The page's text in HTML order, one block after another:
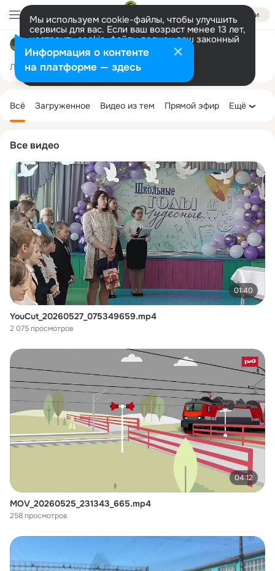
Войти
Мы используем cookie-файлы, чтобы улучшить
сервисы для вас. Если ваш возраст менее 13 лет,
настроить cookie-файлы должен ваш законный
представитель. Больше информации
Разрешить все Настроить
Лента Участники 370 Темы 863
Все видео
01:40
YouCut_20260527_075349659.mp4
2 075 просмотров
04:12
MOV_20260525_231343_665.mp4
258 просмотров
колонка
Всё Загруженное Видео из тем Прямой эфир Ещё
Информация о контенте
на платформе — здесь